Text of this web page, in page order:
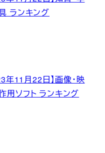
ランキング
年11月22日】画像・映
用ソフト ランキング